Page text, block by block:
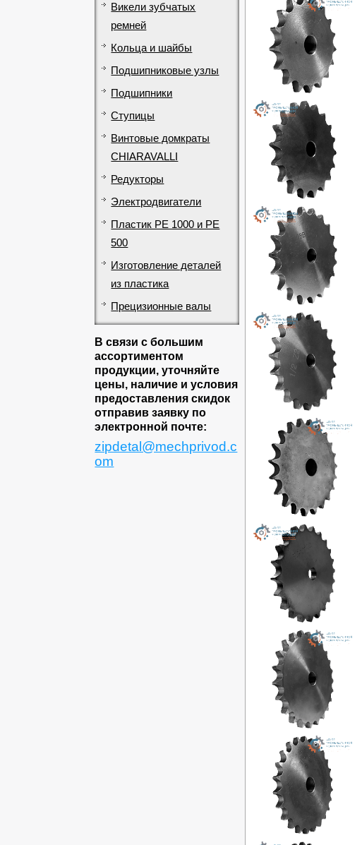
Викели зубчатых
ремней
Кольца и шайбы
Подшипниковые узлы
Подшипники
Ступицы
Винтовые домкраты
CHIARAVALLI
Редукторы
Электродвигатели
Пластик PE 1000 и PE
500
Изготовление деталей
из пластика
Прецизионные валы
В связи с большим
ассортиментом
продукции, уточняйте
цены, наличие и условия
предоставления скидок
отправив заявку по
электронной почте:
zipdetal@mechprivod.c
om